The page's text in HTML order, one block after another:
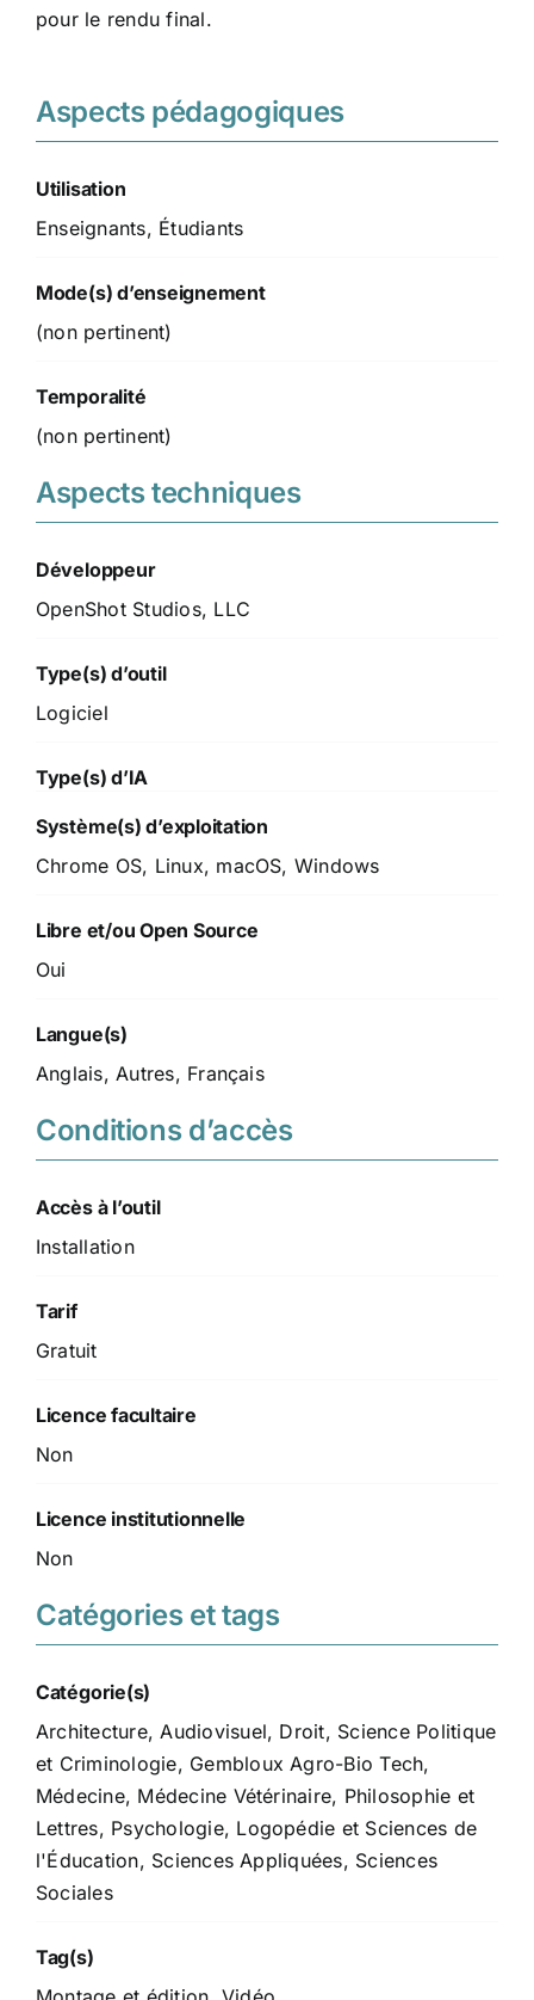
pour le rendu final.
Aspects pédagogiques
Utilisation
Enseignants, Étudiants
Mode(s) d’enseignement
(non pertinent)
Temporalité
(non pertinent)
Aspects techniques
Développeur
OpenShot Studios, LLC
Type(s) d’outil
Logiciel
Type(s) d’IA
Système(s) d’exploitation
Chrome OS, Linux, macOS, Windows
Libre et/ou Open Source
Oui
Langue(s)
Anglais, Autres, Français
Conditions d’accès
Accès à l’outil
Installation
Tarif
Gratuit
Licence facultaire
Non
Licence institutionnelle
Non
Catégories et tags
Catégorie(s)
Architecture,Audiovisuel, Droit, Science Politique
et Criminologie, Gembloux Agro-Bio Tech,
Médecine, Médecine Vétérinaire, Philosophie et
Lettres, Psychologie, Logopédie et Sciences de
l'Éducation, Sciences Appliquées, Sciences
Sociales
Tag(s)